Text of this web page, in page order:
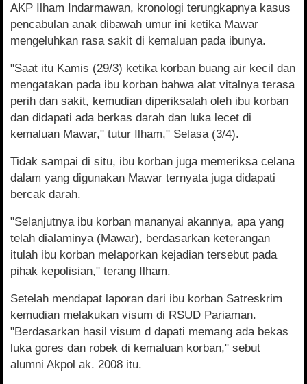
AKP Ilham Indarmawan, kronologi terungkapnya kasus
pencabulan anak dibawah umur ini ketika Mawar
mengeluhkan rasa sakit di kemaluan pada ibunya.
"Saat itu Kamis (29/3) ketika korban buang air kecil dan
mengatakan pada ibu korban bahwa alat vitalnya terasa
perih dan sakit, kemudian diperiksalah oleh ibu korban
dan didapati ada berkas darah dan luka lecet di
kemaluan Mawar," tutur Ilham," Selasa (3/4).
Tidak sampai di situ, ibu korban juga memeriksa celana
dalam yang digunakan Mawar ternyata juga didapati
bercak darah.
"Selanjutnya ibu korban mananyai akannya, apa yang
telah dialaminya (Mawar), berdasarkan keterangan
itulah ibu korban melaporkan kejadian tersebut pada
pihak kepolisian," terang Ilham.
Setelah mendapat laporan dari ibu korban Satreskrim
kemudian melakukan visum di RSUD Pariaman.
"Berdasarkan hasil visum d dapati memang ada bekas
luka gores dan robek di kemaluan korban," sebut
alumni Akpol ak. 2008 itu.